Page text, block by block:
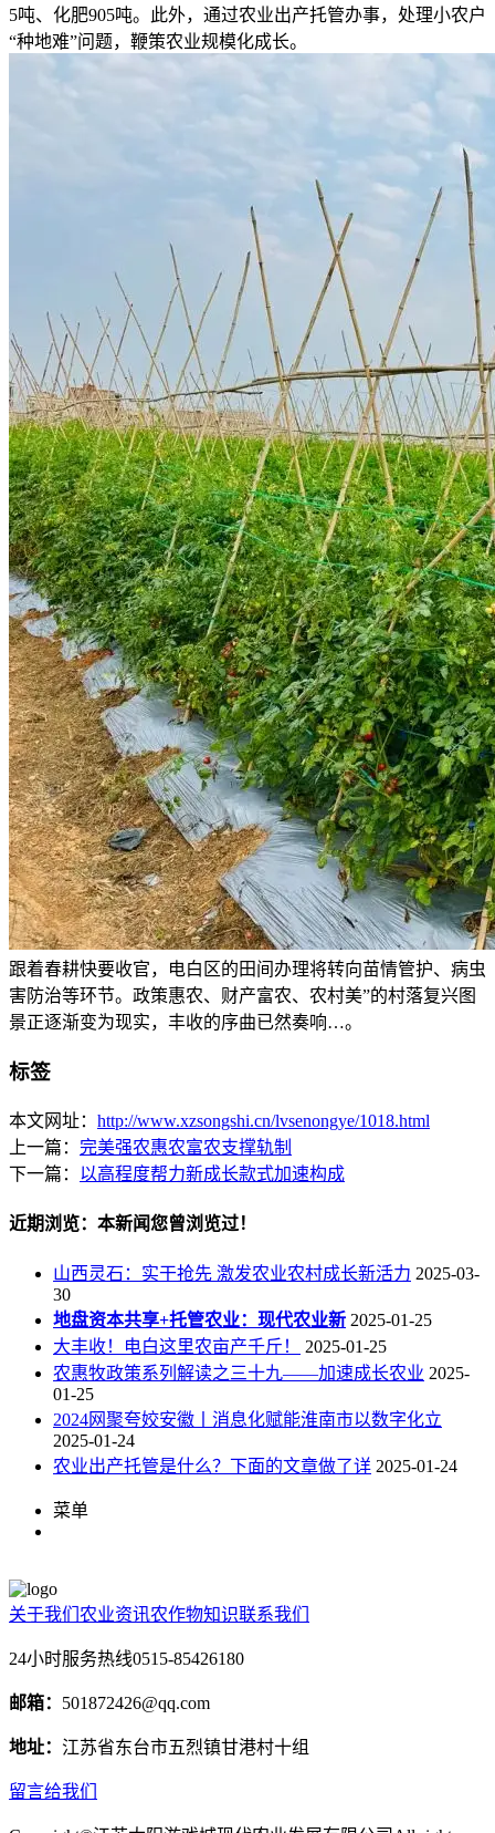
5吨、化肥905吨。此外，通过农业出产托管办事，处理小农户
“种地难”问题，鞭策农业规模化成长。
跟着春耕快要收官，电白区的田间办理将转向苗情管护、病虫
害防治等环节。政策惠农、财产富农、农村美”的村落复兴图
景正逐渐变为现实，丰收的序曲已然奏响…。
标签
本文网址： http://www.xzsongshi.cn/lvsenongye/1018.html
上一篇： 完美强农惠农富农支撑轨制
下一篇： 以高程度帮力新成长款式加速构成
近期浏览：本新闻您曾浏览过！
山西灵石：实干抢先 激发农业农村成长新活力 2025-03-
30
地盘资本共享+托管农业：现代农业新 2025-01-25
大丰收！电白这里农亩产千斤！
2025-01-25
农惠牧政策系列解读之三十九——加速成长农业 2025-
01-25
2024网聚夸姣安徽丨消息化赋能淮南市以数字化立
2025-01-24
农业出产托管是什么？下面的文章做了详 2025-01-24
菜单
关于我们 农业资讯农作物知识联系我们
24小时服务热线0515-85426180
邮箱： 501872426@qq.com
地址： 江苏省东台市五烈镇甘港村十组
留言给我们